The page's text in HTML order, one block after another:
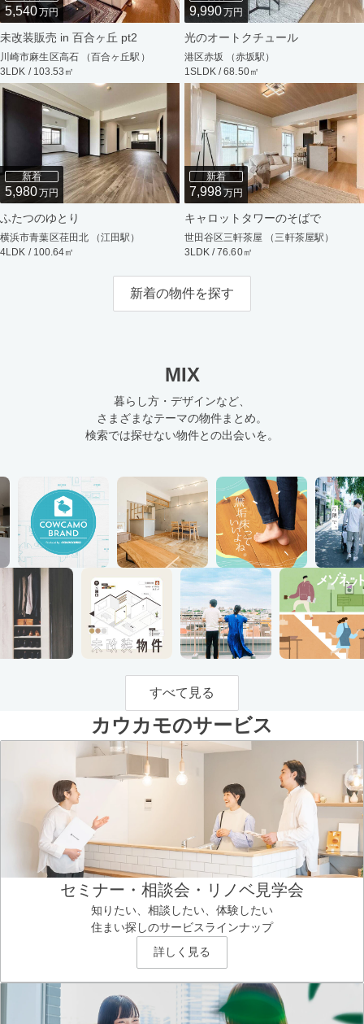
5,540万円
未改装販売 in 百合ヶ丘 pt2
川崎市麻生区高石 （百合ヶ丘駅）
3LDK / 103.53㎡
9,990万円
光のオートクチュール
港区赤坂 （赤坂駅）
1SLDK / 68.50㎡
新着
5,980万円
ふたつのゆとり
横浜市青葉区荏田北 （江田駅）
4LDK / 100.64㎡
新着
7,998万円
キャロットタワーのそばで
世田谷区三軒茶屋 （三軒茶屋駅）
3LDK / 76.60㎡
新着の物件を探す
MIX
暮らし方・デザインなど、
さまざまなテーマの物件まとめ。
検索では探せない物件との出会いを。
すべて見る
カウカモのサービス
セミナー・相談会・リノベ見学会
知りたい、相談したい、体験したい
住まい探しのサービスラインナップ
詳しく見る